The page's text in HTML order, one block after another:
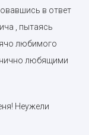
в ответ
, пытаясь
любимого
любящими
Неужели